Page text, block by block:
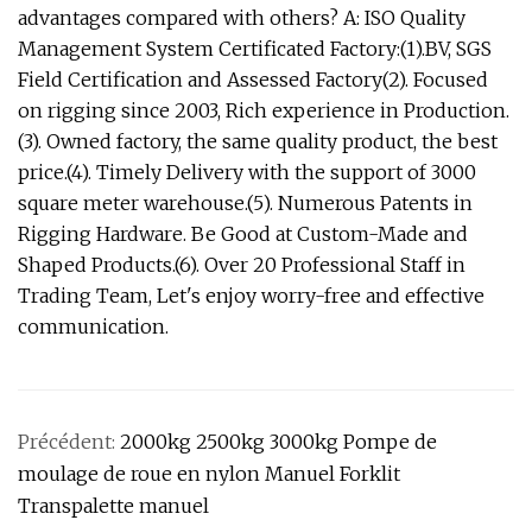
advantages compared with others? A: ISO Quality
Management System Certificated Factory:(1).BV, SGS
Field Certification and Assessed Factory(2). Focused
on rigging since 2003, Rich experience in Production.
(3). Owned factory, the same quality product, the best
price.(4). Timely Delivery with the support of 3000
square meter warehouse.(5). Numerous Patents in
Rigging Hardware. Be Good at Custom-Made and
Shaped Products.(6). Over 20 Professional Staff in
Trading Team, Let's enjoy worry-free and effective
communication.
Précédent: 2000kg 2500kg 3000kg Pompe de
moulage de roue en nylon Manuel Forklit
Transpalette manuel